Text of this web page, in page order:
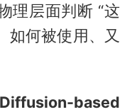
理层面判断 “这
如何被使用、又
based